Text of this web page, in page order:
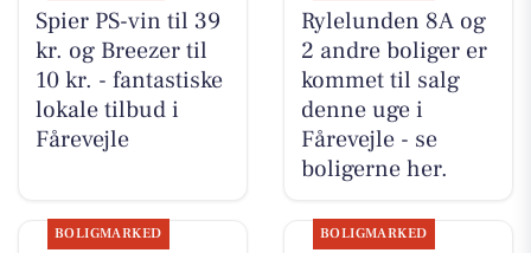
Spier PS-vin til 39
kr. og Breezer til
10 kr. - fantastiske
lokale tilbud i
Fårevejle
Rylelunden 8A og
2 andre boliger er
kommet til salg
denne uge i
Fårevejle - se
boligerne her.
BOLIGMARKED BOLIGMARKED